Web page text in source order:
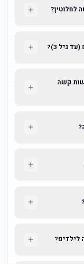
לחלוטין?
גיל 3)?
קשה
לילדים?